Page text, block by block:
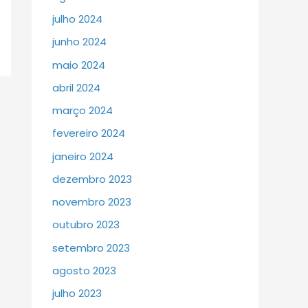
julho 2024
junho 2024
maio 2024
abril 2024
março 2024
fevereiro 2024
janeiro 2024
dezembro 2023
novembro 2023
outubro 2023
setembro 2023
agosto 2023
julho 2023